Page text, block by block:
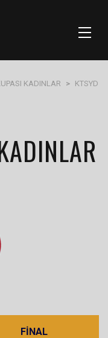
KADINLAR > KTSYD
FINAL